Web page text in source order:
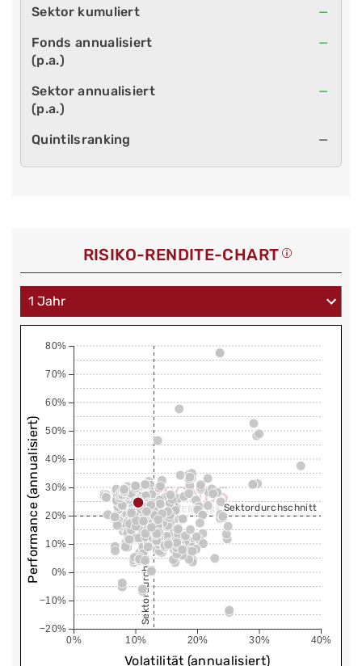
—
—
—
—
RISIKO-RENDITE-CHART
0% 10% 20% 30% 40%
−20%
−10%
0%
10%
20%
30%
40%
50%
60%
70%
80%
Sektordurchschnitt
Sektordurchschnitt
Volatilität (annualisiert)
Performance (annualisiert)